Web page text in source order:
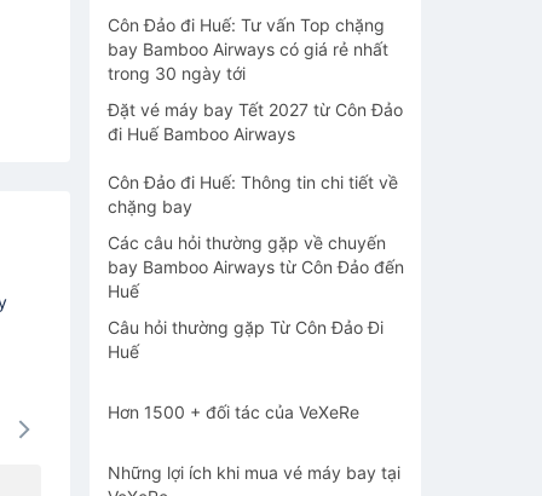
17/08
18/08
Côn Đảo đi Huế: Tư vấn Top chặng
bay Bamboo Airways có giá rẻ nhất
trong 30 ngày tới
Đặt vé máy bay Tết 2027 từ Côn Đảo
đi Huế Bamboo Airways
Côn Đảo đi Huế: Thông tin chi tiết về
chặng bay
Các câu hỏi thường gặp về chuyến
bay Bamboo Airways từ Côn Đảo đến
Huế
Câu hỏi thường gặp Từ Côn Đảo Đi
Huế
Hơn 1500 + đối tác của VeXeRe
Những lợi ích khi mua vé máy bay tại